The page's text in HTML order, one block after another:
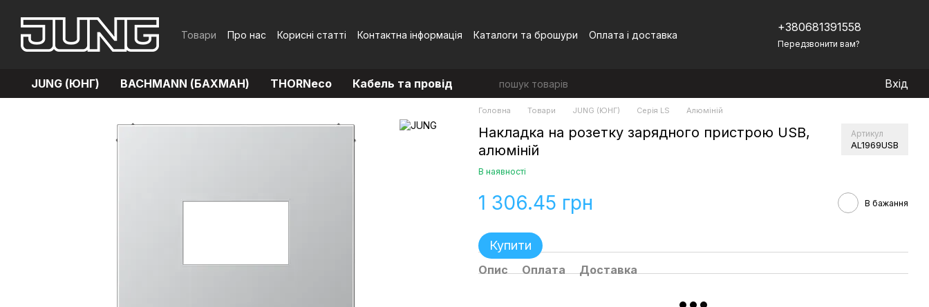
Товари Про нас Корисні статті Контактна інформація Каталоги та брошури
Оплата і доставка
+380681391558
Передзвонити вам?
JUNG (ЮНГ) BACHMANN (БАХМАН) THORNeco Кабель та провід Вхід
Головна Товари JUNG (ЮНГ) Серія LS Алюміній
Накладка на розетку зарядного пристрою USB,
алюміній
Артикул
AL1969USB
В наявності
1 306.45 грн В бажання
Купити
Опис Оплата Доставка